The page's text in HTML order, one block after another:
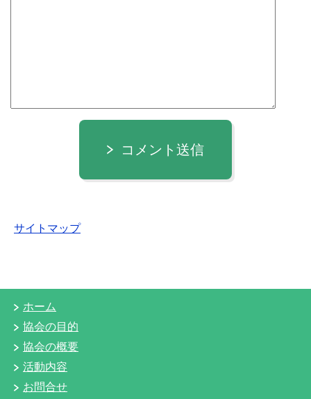
コメント送信
サイトマップ
ホーム
協会の目的
協会の概要
活動内容
お問合せ